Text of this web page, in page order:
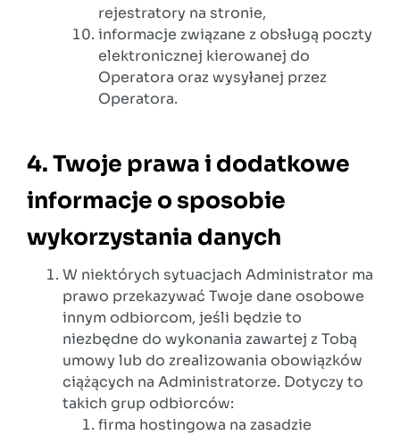
rejestratory na stronie,
informacje związane z obsługą poczty
elektronicznej kierowanej do
Operatora oraz wysyłanej przez
Operatora.
4. Twoje prawa i dodatkowe
informacje o sposobie
wykorzystania danych
W niektórych sytuacjach Administrator ma
prawo przekazywać Twoje dane osobowe
innym odbiorcom, jeśli będzie to
niezbędne do wykonania zawartej z Tobą
umowy lub do zrealizowania obowiązków
ciążących na Administratorze. Dotyczy to
takich grup odbiorców:
firma hostingowa na zasadzie